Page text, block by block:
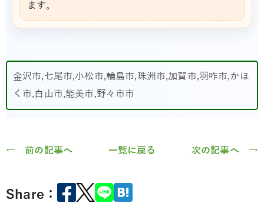
ます。
金沢市,七尾市,小松市,輪島市,珠洲市,加賀市,羽咋市,かほ
く市,白山市,能美市,野々市市
← 前の記事へ 一覧に戻る 次の記事へ →
Share：